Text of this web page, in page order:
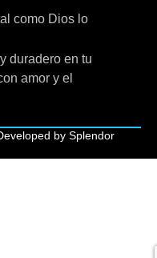
como Dios lo
duradero en tu
amor y el
by Splendor